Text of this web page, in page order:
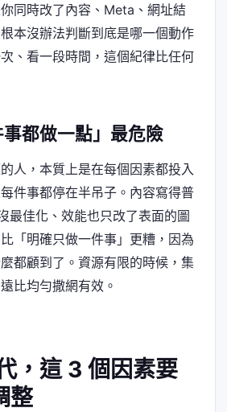
同時改了內容、Meta、網址結
本沒辦法判斷到底是哪一個動作
、看一段時間，這個紀律比任何
都做一點」最危險
人，本質上是在每個因素都投入
件事都停在半吊子。內容寫得普
最佳化、效能也只改了表面的圖
「明確只做一件事」更糟，因為
都顧到了。資源有限的時候，集
比均勻撒網有效。
，這 3 個因素要
整